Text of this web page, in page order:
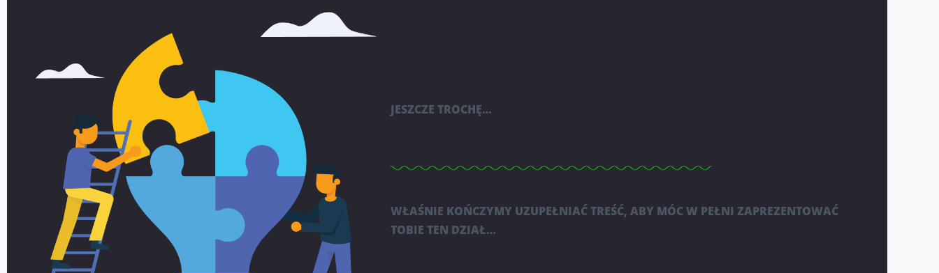
JESZCZE TROCHĘ…
WŁAŚNIE KOŃCZYMY UZUPEŁNIAĆ TREŚĆ, ABY MÓC W PEŁNI ZAPREZENTOWAĆ
TOBIE TEN DZIAŁ…